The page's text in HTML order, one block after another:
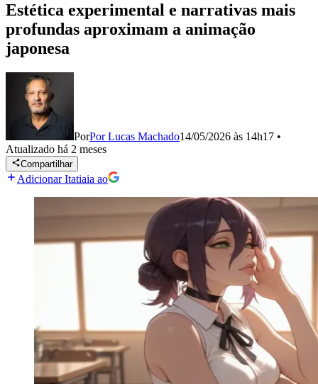
Estética experimental e narrativas mais
profundas aproximam a animação
japonesa
PorPor Lucas Machado14/05/2026 às 14h17 •
Atualizado há 2 meses
Compartilhar
Adicionar Itatiaia ao